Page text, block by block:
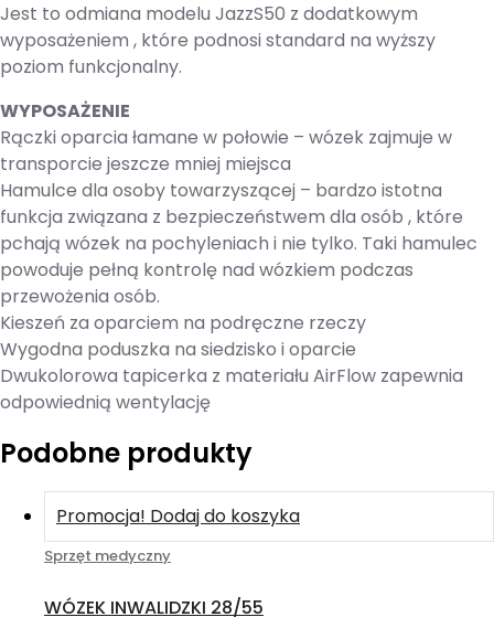
Jest to odmiana modelu JazzS50 z dodatkowym
wyposażeniem , które podnosi standard na wyższy
poziom funkcjonalny.
WYPOSAŻENIE
Rączki oparcia łamane w połowie – wózek zajmuje w
transporcie jeszcze mniej miejsca
Hamulce dla osoby towarzyszącej – bardzo istotna
funkcja związana z bezpieczeństwem dla osób , które
pchają wózek na pochyleniach i nie tylko. Taki hamulec
powoduje pełną kontrolę nad wózkiem podczas
przewożenia osób.
Kieszeń za oparciem na podręczne rzeczy
Wygodna poduszka na siedzisko i oparcie
Dwukolorowa tapicerka z materiału AirFlow zapewnia
odpowiednią wentylację
Podobne produkty
Promocja! Dodaj do koszyka
Sprzęt medyczny
WÓZEK INWALIDZKI 28/55